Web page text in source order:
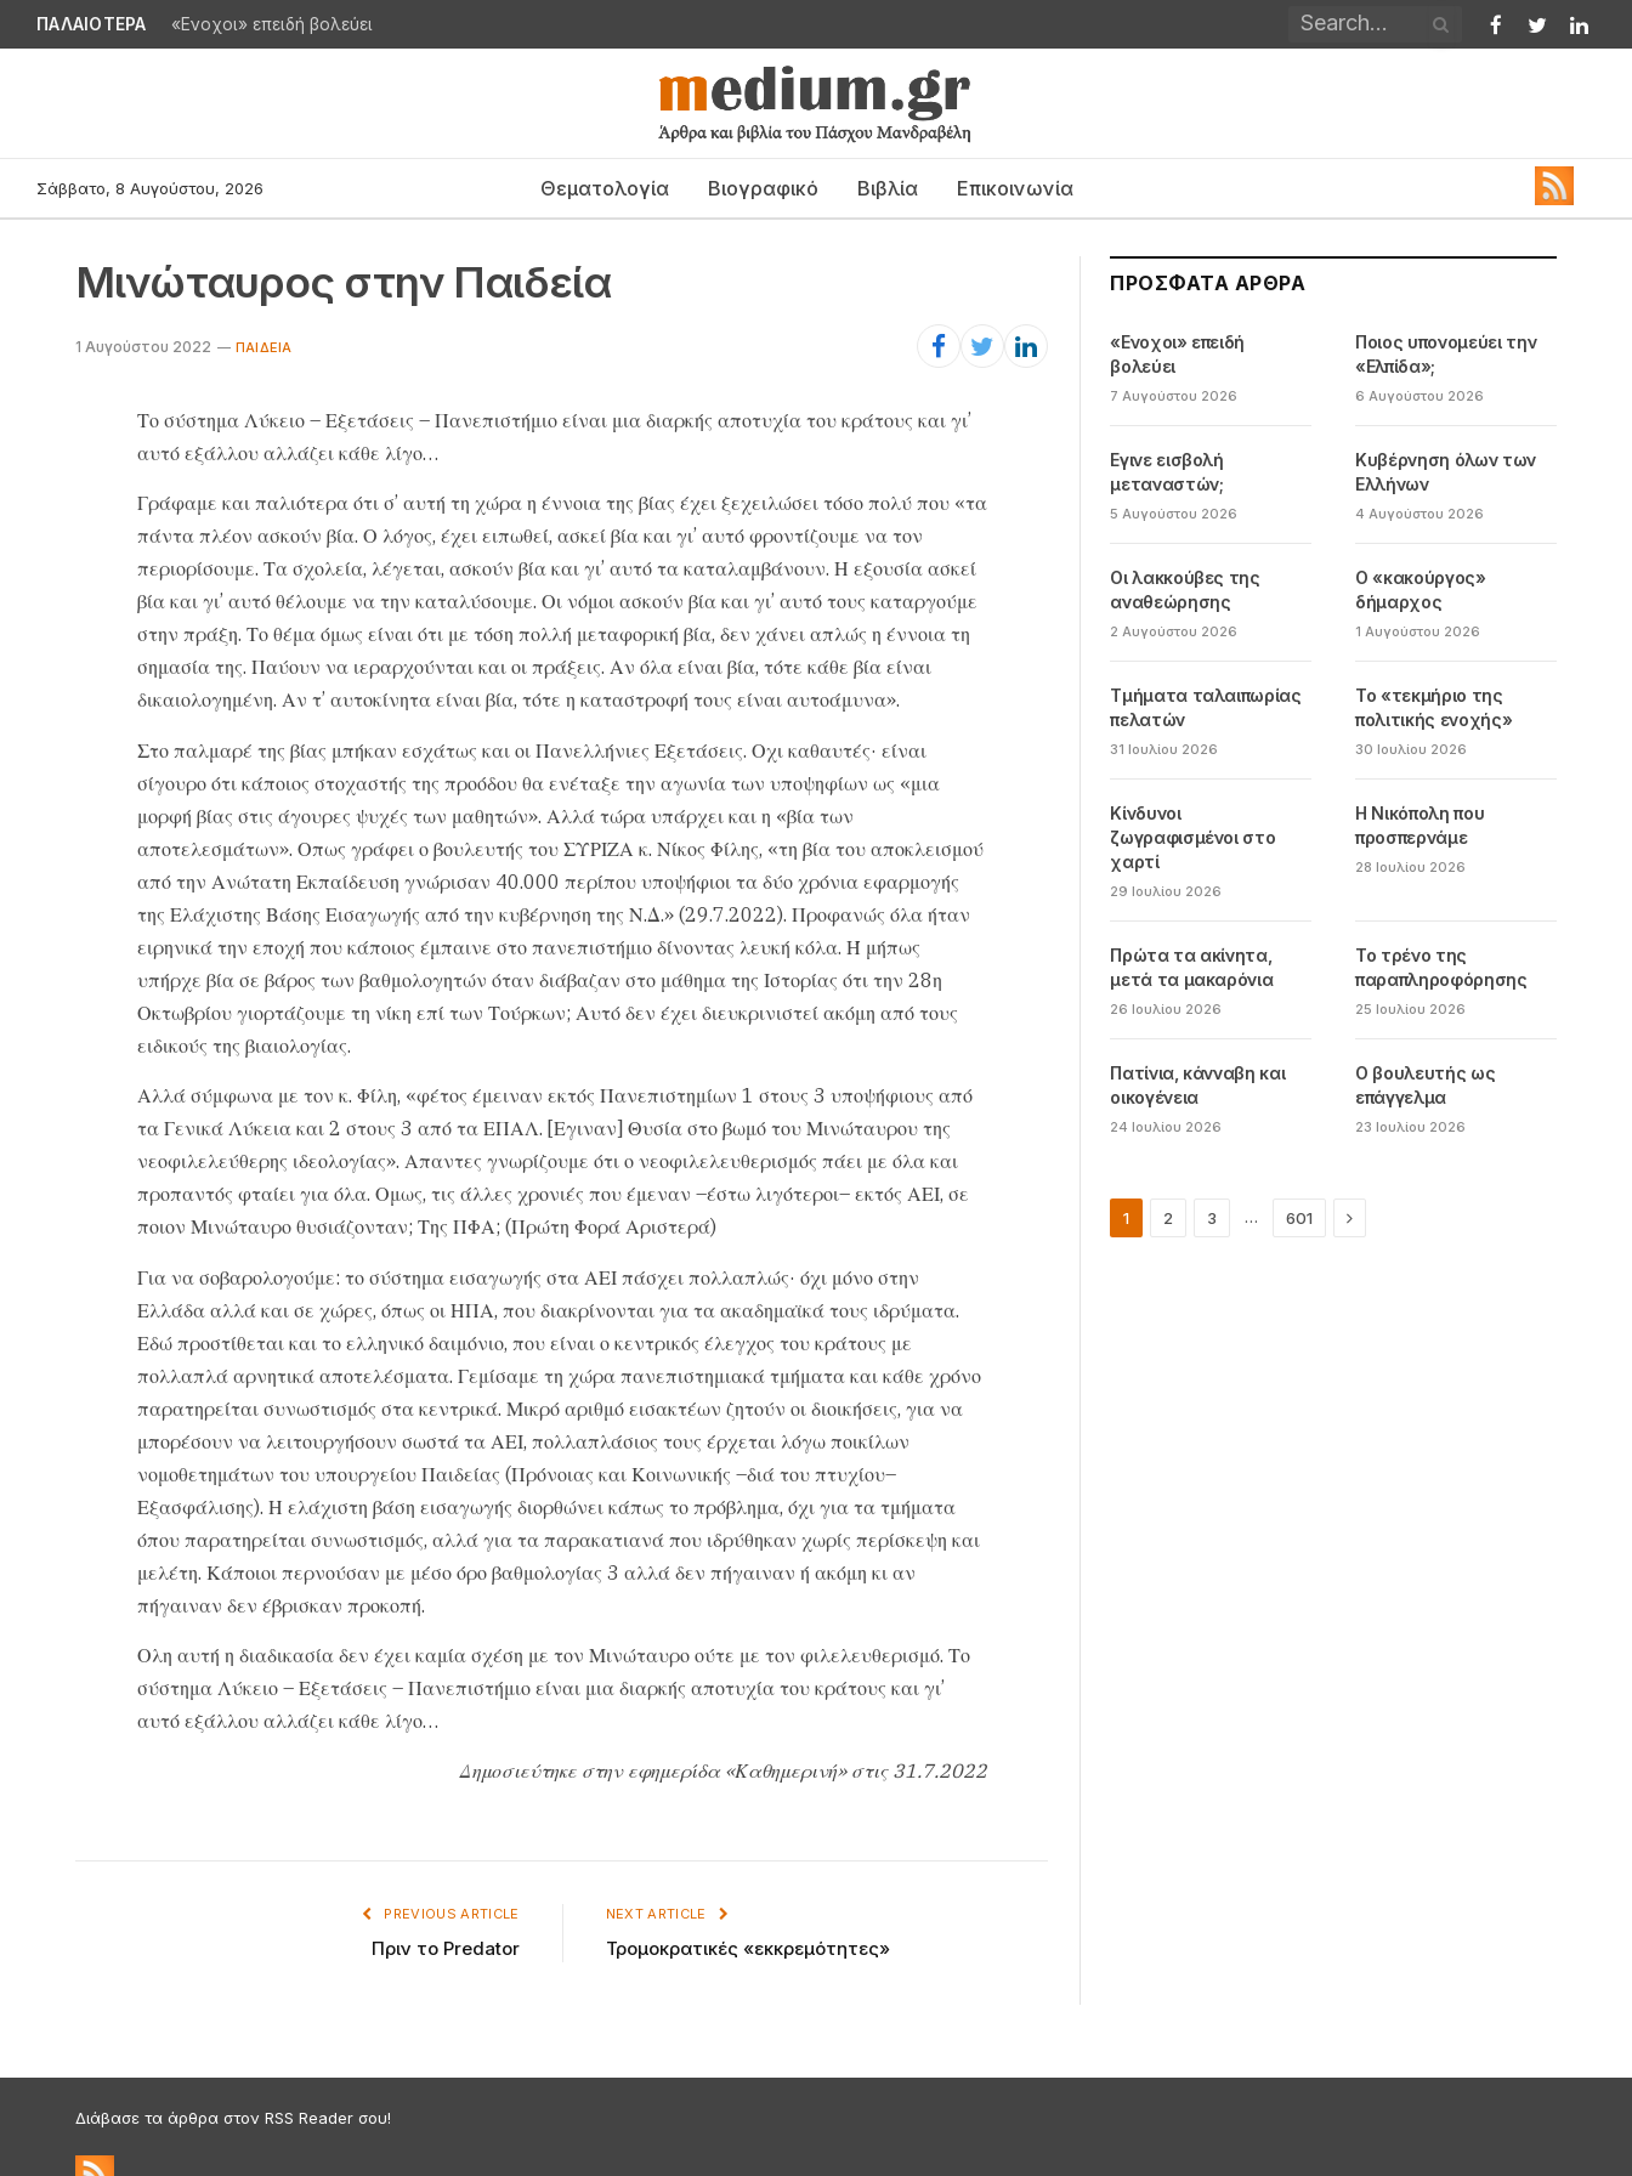
ΠΑΛΑΙΟΤΕΡΑ «Ενοχοι» επειδή βολεύει
Facebook
Twitter
Σάββατο, 8 Αυγούστου, 2026 Θεματολογία Βιογραφικό Βιβλία Επικοινωνία
Μινώταυρος στην Παιδεία
1 Αυγούστου 2022 ΠΑΙΔΕΊΑ
Το σύστημα Λύκειο – Εξετάσεις – Πανεπιστήμιο είναι μια διαρκής αποτυχία του κράτους και γι’
αυτό εξάλλου αλλάζει κάθε λίγο…
Γράφαμε και παλιότερα ότι σ’ αυτή τη χώρα η έννοια της βίας έχει ξεχειλώσει τόσο πολύ που «τα
πάντα πλέον ασκούν βία. Ο λόγος, έχει ειπωθεί, ασκεί βία και γι’ αυτό φροντίζουμε να τον
περιορίσουμε. Τα σχολεία, λέγεται, ασκούν βία και γι’ αυτό τα καταλαμβάνουν. Η εξουσία ασκεί
βία και γι’ αυτό θέλουμε να την καταλύσουμε. Οι νόμοι ασκούν βία και γι’ αυτό τους καταργούμε
στην πράξη. Το θέμα όμως είναι ότι με τόση πολλή μεταφορική βία, δεν χάνει απλώς η έννοια τη
σημασία της. Παύουν να ιεραρχούνται και οι πράξεις. Αν όλα είναι βία, τότε κάθε βία είναι
δικαιολογημένη. Αν τ’ αυτοκίνητα είναι βία, τότε η καταστροφή τους είναι αυτοάμυνα».
Στο παλμαρέ της βίας μπήκαν εσχάτως και οι Πανελλήνιες Εξετάσεις. Οχι καθαυτές· είναι
σίγουρο ότι κάποιος στοχαστής της προόδου θα ενέταξε την αγωνία των υποψηφίων ως «μια
μορφή βίας στις άγουρες ψυχές των μαθητών». Αλλά τώρα υπάρχει και η «βία των
αποτελεσμάτων». Οπως γράφει ο βουλευτής του ΣΥΡΙΖΑ κ. Νίκος Φίλης, «τη βία του αποκλεισμού
από την Ανώτατη Εκπαίδευση γνώρισαν 40.000 περίπου υποψήφιοι τα δύο χρόνια εφαρμογής
της Ελάχιστης Βάσης Εισαγωγής από την κυβέρνηση της Ν.Δ.» (29.7.2022). Προφανώς όλα ήταν
ειρηνικά την εποχή που κάποιος έμπαινε στο πανεπιστήμιο δίνοντας λευκή κόλα. Ή μήπως
υπήρχε βία σε βάρος των βαθμολογητών όταν διάβαζαν στο μάθημα της Ιστορίας ότι την 28η
Οκτωβρίου γιορτάζουμε τη νίκη επί των Τούρκων; Αυτό δεν έχει διευκρινιστεί ακόμη από τους
ειδικούς της βιαιολογίας.
Αλλά σύμφωνα με τον κ. Φίλη, «φέτος έμειναν εκτός Πανεπιστημίων 1 στους 3 υποψήφιους από
τα Γενικά Λύκεια και 2 στους 3 από τα ΕΠΑΛ. [Εγιναν] Θυσία στο βωμό του Μινώταυρου της
νεοφιλελεύθερης ιδεολογίας». Απαντες γνωρίζουμε ότι ο νεοφιλελευθερισμός πάει με όλα και
προπαντός φταίει για όλα. Ομως, τις άλλες χρονιές που έμεναν –έστω λιγότεροι– εκτός ΑΕΙ, σε
ποιον Μινώταυρο θυσιάζονταν; Της ΠΦΑ; (Πρώτη Φορά Αριστερά)
Για να σοβαρολογούμε: το σύστημα εισαγωγής στα ΑΕΙ πάσχει πολλαπλώς· όχι μόνο στην
Ελλάδα αλλά και σε χώρες, όπως οι ΗΠΑ, που διακρίνονται για τα ακαδημαϊκά τους ιδρύματα.
Εδώ προστίθεται και το ελληνικό δαιμόνιο, που είναι ο κεντρικός έλεγχος του κράτους με
πολλαπλά αρνητικά αποτελέσματα. Γεμίσαμε τη χώρα πανεπιστημιακά τμήματα και κάθε χρόνο
παρατηρείται συνωστισμός στα κεντρικά. Μικρό αριθμό εισακτέων ζητούν οι διοικήσεις, για να
μπορέσουν να λειτουργήσουν σωστά τα ΑΕΙ, πολλαπλάσιος τους έρχεται λόγω ποικίλων
νομοθετημάτων του υπουργείου Παιδείας (Πρόνοιας και Κοινωνικής –διά του πτυχίου–
Εξασφάλισης). Η ελάχιστη βάση εισαγωγής διορθώνει κάπως το πρόβλημα, όχι για τα τμήματα
όπου παρατηρείται συνωστισμός, αλλά για τα παρακατιανά που ιδρύθηκαν χωρίς περίσκεψη και
μελέτη. Κάποιοι περνούσαν με μέσο όρο βαθμολογίας 3 αλλά δεν πήγαιναν ή ακόμη κι αν
πήγαιναν δεν έβρισκαν προκοπή.
Ολη αυτή η διαδικασία δεν έχει καμία σχέση με τον Μινώταυρο ούτε με τον φιλελευθερισμό. Το
σύστημα Λύκειο – Εξετάσεις – Πανεπιστήμιο είναι μια διαρκής αποτυχία του κράτους και γι’
αυτό εξάλλου αλλάζει κάθε λίγο…
Δημοσιεύτηκε στην εφημερίδα «Καθημερινή» στις 31.7.2022
PREVIOUS ARTICLE
Πριν το Predator
NEXT ARTICLE
Τρομοκρατικές «εκκρεμότητες»
ΠΡΌΣΦΑΤΑ ΆΡΘΡΑ
«Ενοχοι» επειδή
βολεύει
7 Αυγούστου 2026
Ποιος υπονομεύει την
«Ελπίδα»;
6 Αυγούστου 2026
Εγινε εισβολή
μεταναστών;
5 Αυγούστου 2026
Κυβέρνηση όλων των
Ελλήνων
4 Αυγούστου 2026
Οι λακκούβες της
αναθεώρησης
2 Αυγούστου 2026
Ο «κακούργος»
δήμαρχος
1 Αυγούστου 2026
Τμήματα ταλαιπωρίας
πελατών
31 Ιουλίου 2026
Το «τεκμήριο της
πολιτικής ενοχής»
30 Ιουλίου 2026
Κίνδυνοι
ζωγραφισμένοι στο
χαρτί
29 Ιουλίου 2026
Η Νικόπολη που
προσπερνάμε
28 Ιουλίου 2026
Πρώτα τα ακίνητα,
μετά τα μακαρόνια
26 Ιουλίου 2026
Το τρένο της
παραπληροφόρησης
25 Ιουλίου 2026
Πατίνια, κάνναβη και
οικογένεια
24 Ιουλίου 2026
Ο βουλευτής ως
επάγγελμα
23 Ιουλίου 2026
1 2 3 … 601 Next
Διάβασε τα άρθρα στον RSS Reader σου!